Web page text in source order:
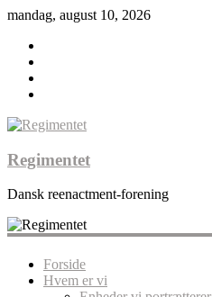
mandag, august 10, 2026
Regimentet
Dansk reenactment-forening
Forside
Hvem er vi